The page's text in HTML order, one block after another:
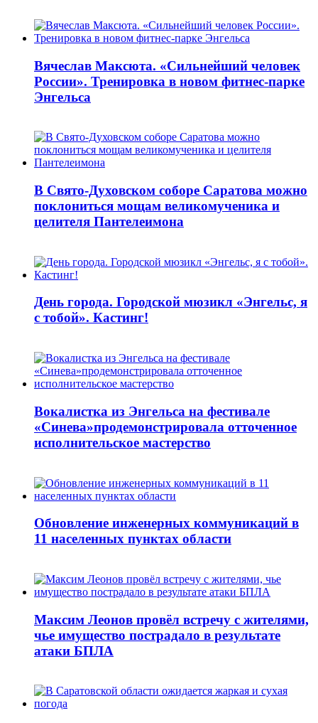
Вячеслав Максюта. «Сильнейший человек
России». Тренировка в новом фитнес-парке
Энгельса
В Свято-Духовском соборе Саратова можно
поклониться мощам великомученика и
целителя Пантелеимона
День города. Городской мюзикл «Энгельс, я
с тобой». Кастинг!
Вокалистка из Энгельса на фестивале
«Синева»продемонстрировала отточенное
исполнительское мастерство
Обновление инженерных коммуникаций в
11 населенных пунктах области
Максим Леонов провёл встречу с жителями,
чье имущество пострадало в результате
атаки БПЛА